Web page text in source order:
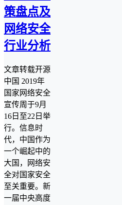
策盘点及
网络安全
行业分析
文章转载开源
中国 2019年
国家网络安全
宣传周于9月
16日至22日举
行。信息时
代，中国作为
一个崛起中的
大国，网络安
全对国家安全
至关重要。新
一届中央高度